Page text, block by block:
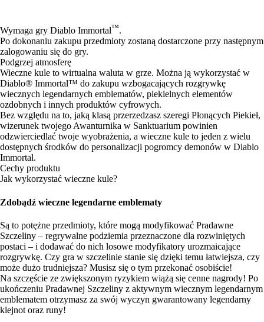
Available actions
Wymaga gry Diablo Immortal™.
Po dokonaniu zakupu przedmioty zostaną dostarczone przy następnym
zalogowaniu się do gry.
Podgrzej atmosferę
Wieczne kule to wirtualna waluta w grze. Można ją wykorzystać w
Diablo® Immortal™ do zakupu wzbogacających rozgrywkę
wiecznych legendarnych emblematów, piekielnych elementów
ozdobnych i innych produktów cyfrowych.
Bez względu na to, jaką klasą przerzedzasz szeregi Płonących Piekieł,
wizerunek twojego Awanturnika w Sanktuarium powinien
odzwierciedlać twoje wyobrażenia, a wieczne kule to jeden z wielu
dostępnych środków do personalizacji pogromcy demonów w Diablo
Immortal.
Cechy produktu
Jak wykorzystać wieczne kule?
Zdobądź wieczne legendarne emblematy
Są to potężne przedmioty, które mogą modyfikować Pradawne
Szczeliny – regrywalne podziemia przeznaczone dla rozwiniętych
postaci – i dodawać do nich losowe modyfikatory urozmaicające
rozgrywkę. Czy gra w szczelinie stanie się dzięki temu łatwiejsza, czy
może dużo trudniejsza? Musisz się o tym przekonać osobiście!
Na szczęście ze zwiększonym ryzykiem wiążą się cenne nagrody! Po
ukończeniu Pradawnej Szczeliny z aktywnym wiecznym legendarnym
emblematem otrzymasz za swój wyczyn gwarantowany legendarny
klejnot oraz runy!